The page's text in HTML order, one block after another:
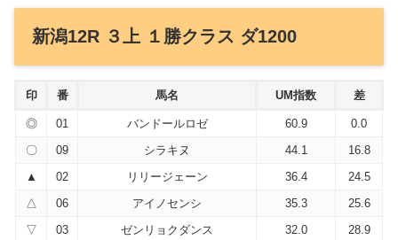
新潟12R ３上 １勝クラス ダ1200
印 番 馬名 UM指数 差
◎ 01 バンドールロゼ 60.9
0.0
〇
09 シラキヌ 44.1
16.8
▲
02 リリージェーン 36.4
24.5
△
06 アイノセンシ 35.3
25.6
▽
03 ゼンリョクダンス 32.0
28.9